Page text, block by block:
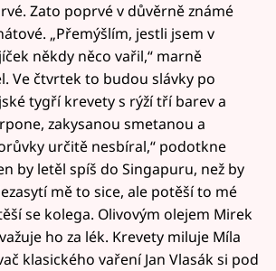
Zato poprvé v důvěrně známé
„Přemýšlím, jestli jsem v
někdy něco vařil,“ marně
Ve čtvrtek to budou slávky po
tygří krevety s rýží tří barev a
zakysanou smetanou a
určitě nesbíral,“ podotkne
by letěl spíš do Singapuru, než by
mě to sice, ale potěší to mé
se kolega. Olivovým olejem Mirek
ho za lék. Krevety miluje Míla
klasického vaření Jan Vlasák si pod